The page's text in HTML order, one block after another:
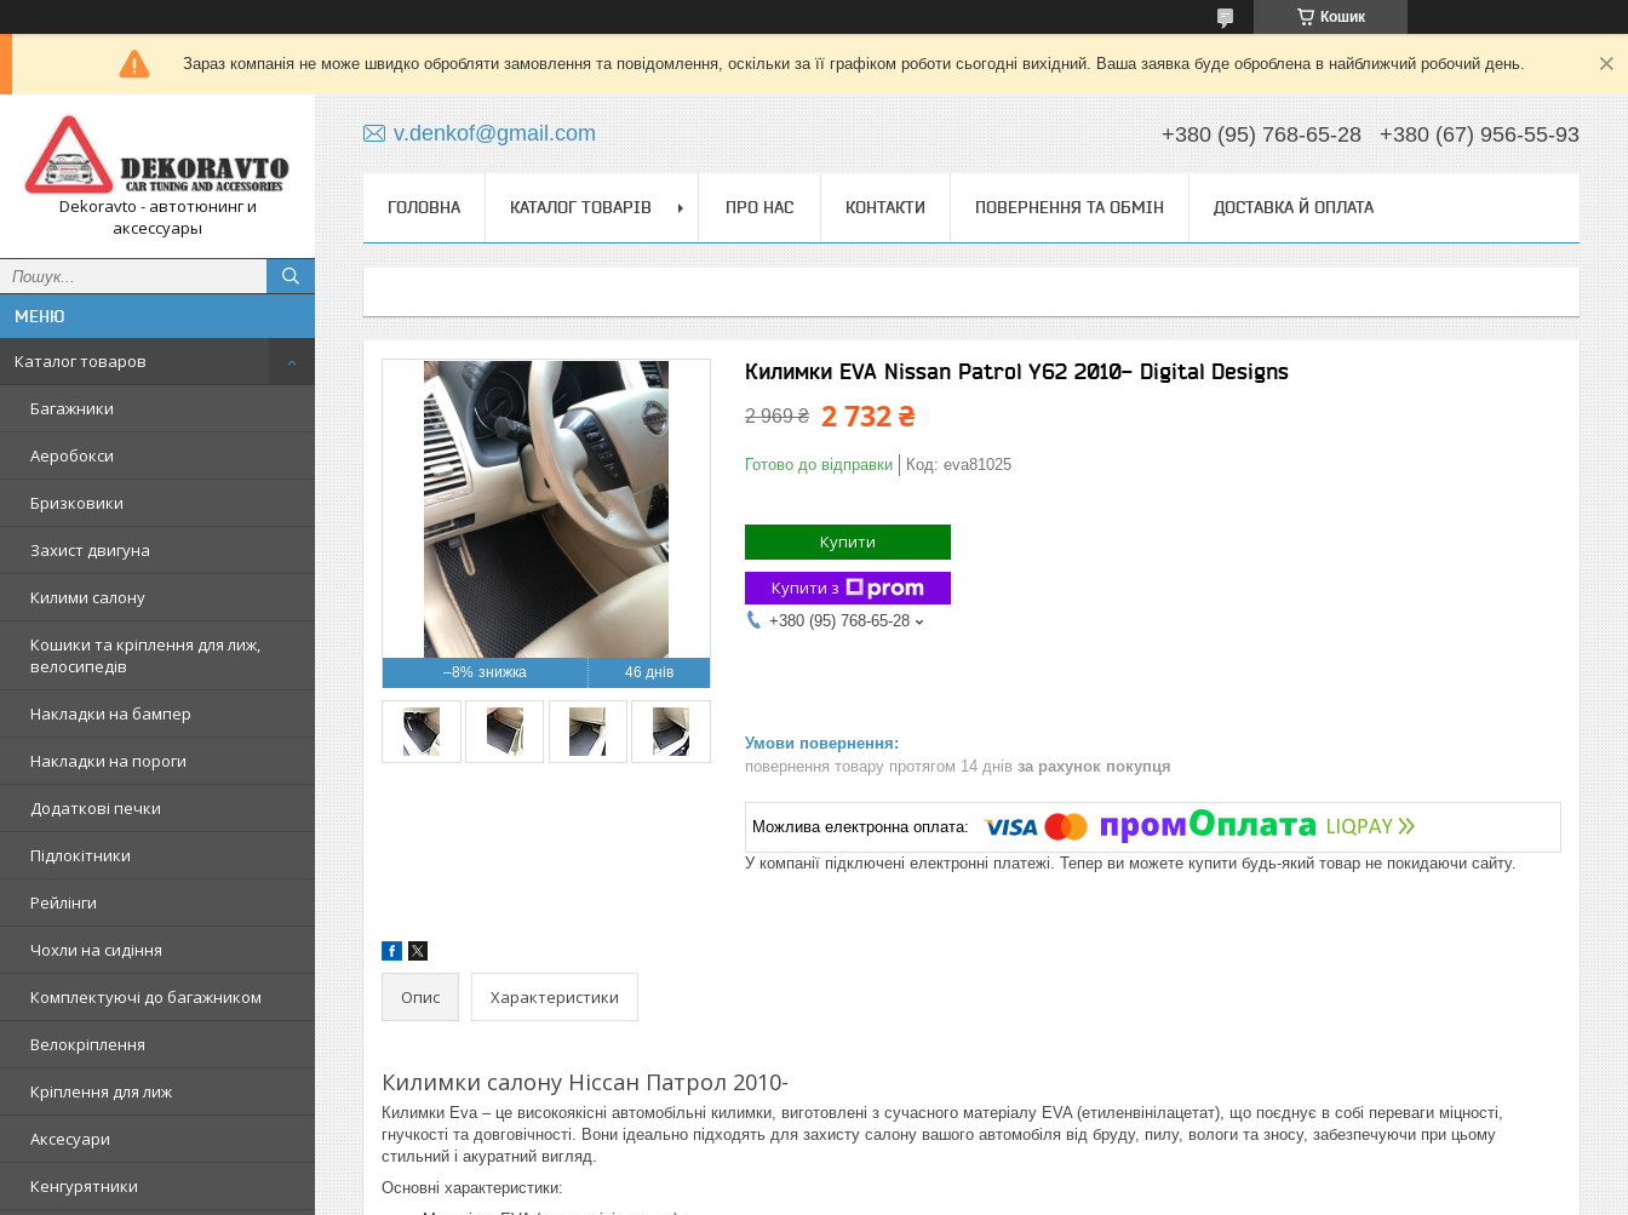
Кошик
Зараз компанія не може швидко обробляти замовлення та повідомлення, оскільки за її графіком роботи сьогодні вихідний. Ваша заявка буде оброблена в найближчий робочий день.
Dekoravto - автотюнинг и
аксессуары
Каталог товаров
Багажники
Аеробокси
Бризковики
Захист двигуна
Килими салону
Кошики та кріплення для лиж,
велосипедів
Накладки на бампер
Накладки на пороги
Додаткові печки
Підлокітники
Рейлінги
Чохли на сидіння
Комплектуючі до багажником
Велокріплення
Кріплення для лиж
Аксесуари
Кенгурятники
v.denkof@gmail.com +380 (95) 768-65-28 +380 (67) 956-55-93
ГОЛОВНА КАТАЛОГ ТОВАРІВ ПРО НАС КОНТАКТИ ПОВЕРНЕННЯ ТА ОБМІН ДОСТАВКА Й ОПЛАТА
–8% 46 днів
Килимки EVA Nissan Patrol Y62 2010- Digital Designs
2 969 ₴ 2 732 ₴
Готово до відправки Код: eva81025
Купити
Купити з
+380 (95) 768-65-28
повернення товару протягом 14 днів за рахунок покупця
У компанії підключені електронні платежі. Тепер ви можете купити будь-який товар не покидаючи сайту.
Опис Характеристики
Килимки салону Ніссан Патрол 2010-
Килимки Eva – це високоякісні автомобільні килимки, виготовлені з сучасного матеріалу EVA (етиленвінілацетат), що поєднує в собі переваги міцності,
гнучкості та довговічності. Вони ідеально підходять для захисту салону вашого автомобіля від бруду, пилу, вологи та зносу, забезпечуючи при цьому
стильний і акуратний вигляд.
Основні характеристики: